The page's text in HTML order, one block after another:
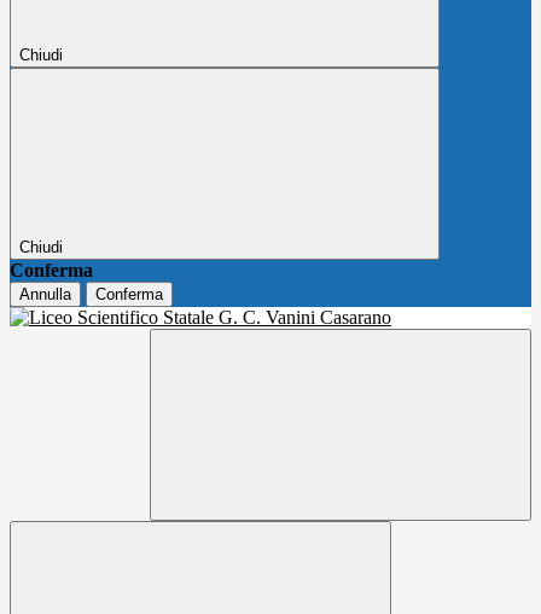
Chiudi
Chiudi
Conferma
Annulla Conferma